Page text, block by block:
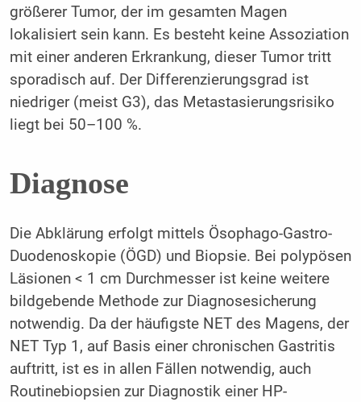
größerer Tumor, der im gesamten Magen
lokalisiert sein kann. Es besteht keine Assoziation
mit einer anderen Erkrankung, dieser Tumor tritt
sporadisch auf. Der Differenzierungsgrad ist
niedriger (meist G3), das Metastasierungsrisiko
liegt bei 50–100 %.
Diagnose
Die Abklärung erfolgt mittels Ösophago-Gastro-
Duodenoskopie (ÖGD) und Biopsie. Bei polypösen
Läsionen < 1 cm Durchmesser ist keine weitere
bildgebende Methode zur Diagnosesicherung
notwendig. Da der häufigste NET des Magens, der
NET Typ 1, auf Basis einer chronischen Gastritis
auftritt, ist es in allen Fällen notwendig, auch
Routinebiopsien zur Diagnostik einer HP-